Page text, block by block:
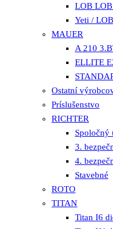
LOB
Yeti /
MAUER
A 210
ELLITE
Ostatní
Príslušenstvo
RICHTER
Spoločný
3.
4.
Stavebné
ROTO
TITAN
Titan I6